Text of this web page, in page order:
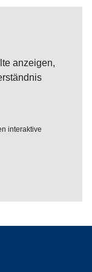
anzeigen,
interaktive